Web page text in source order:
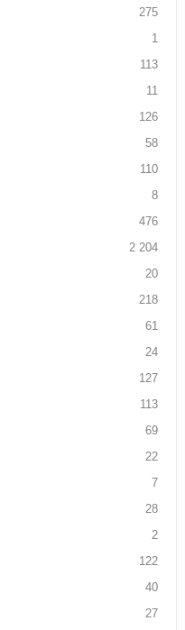
275
1
113
11
126
58
110
8
476
2 204
20
218
61
24
127
113
69
22
7
28
2
122
40
27